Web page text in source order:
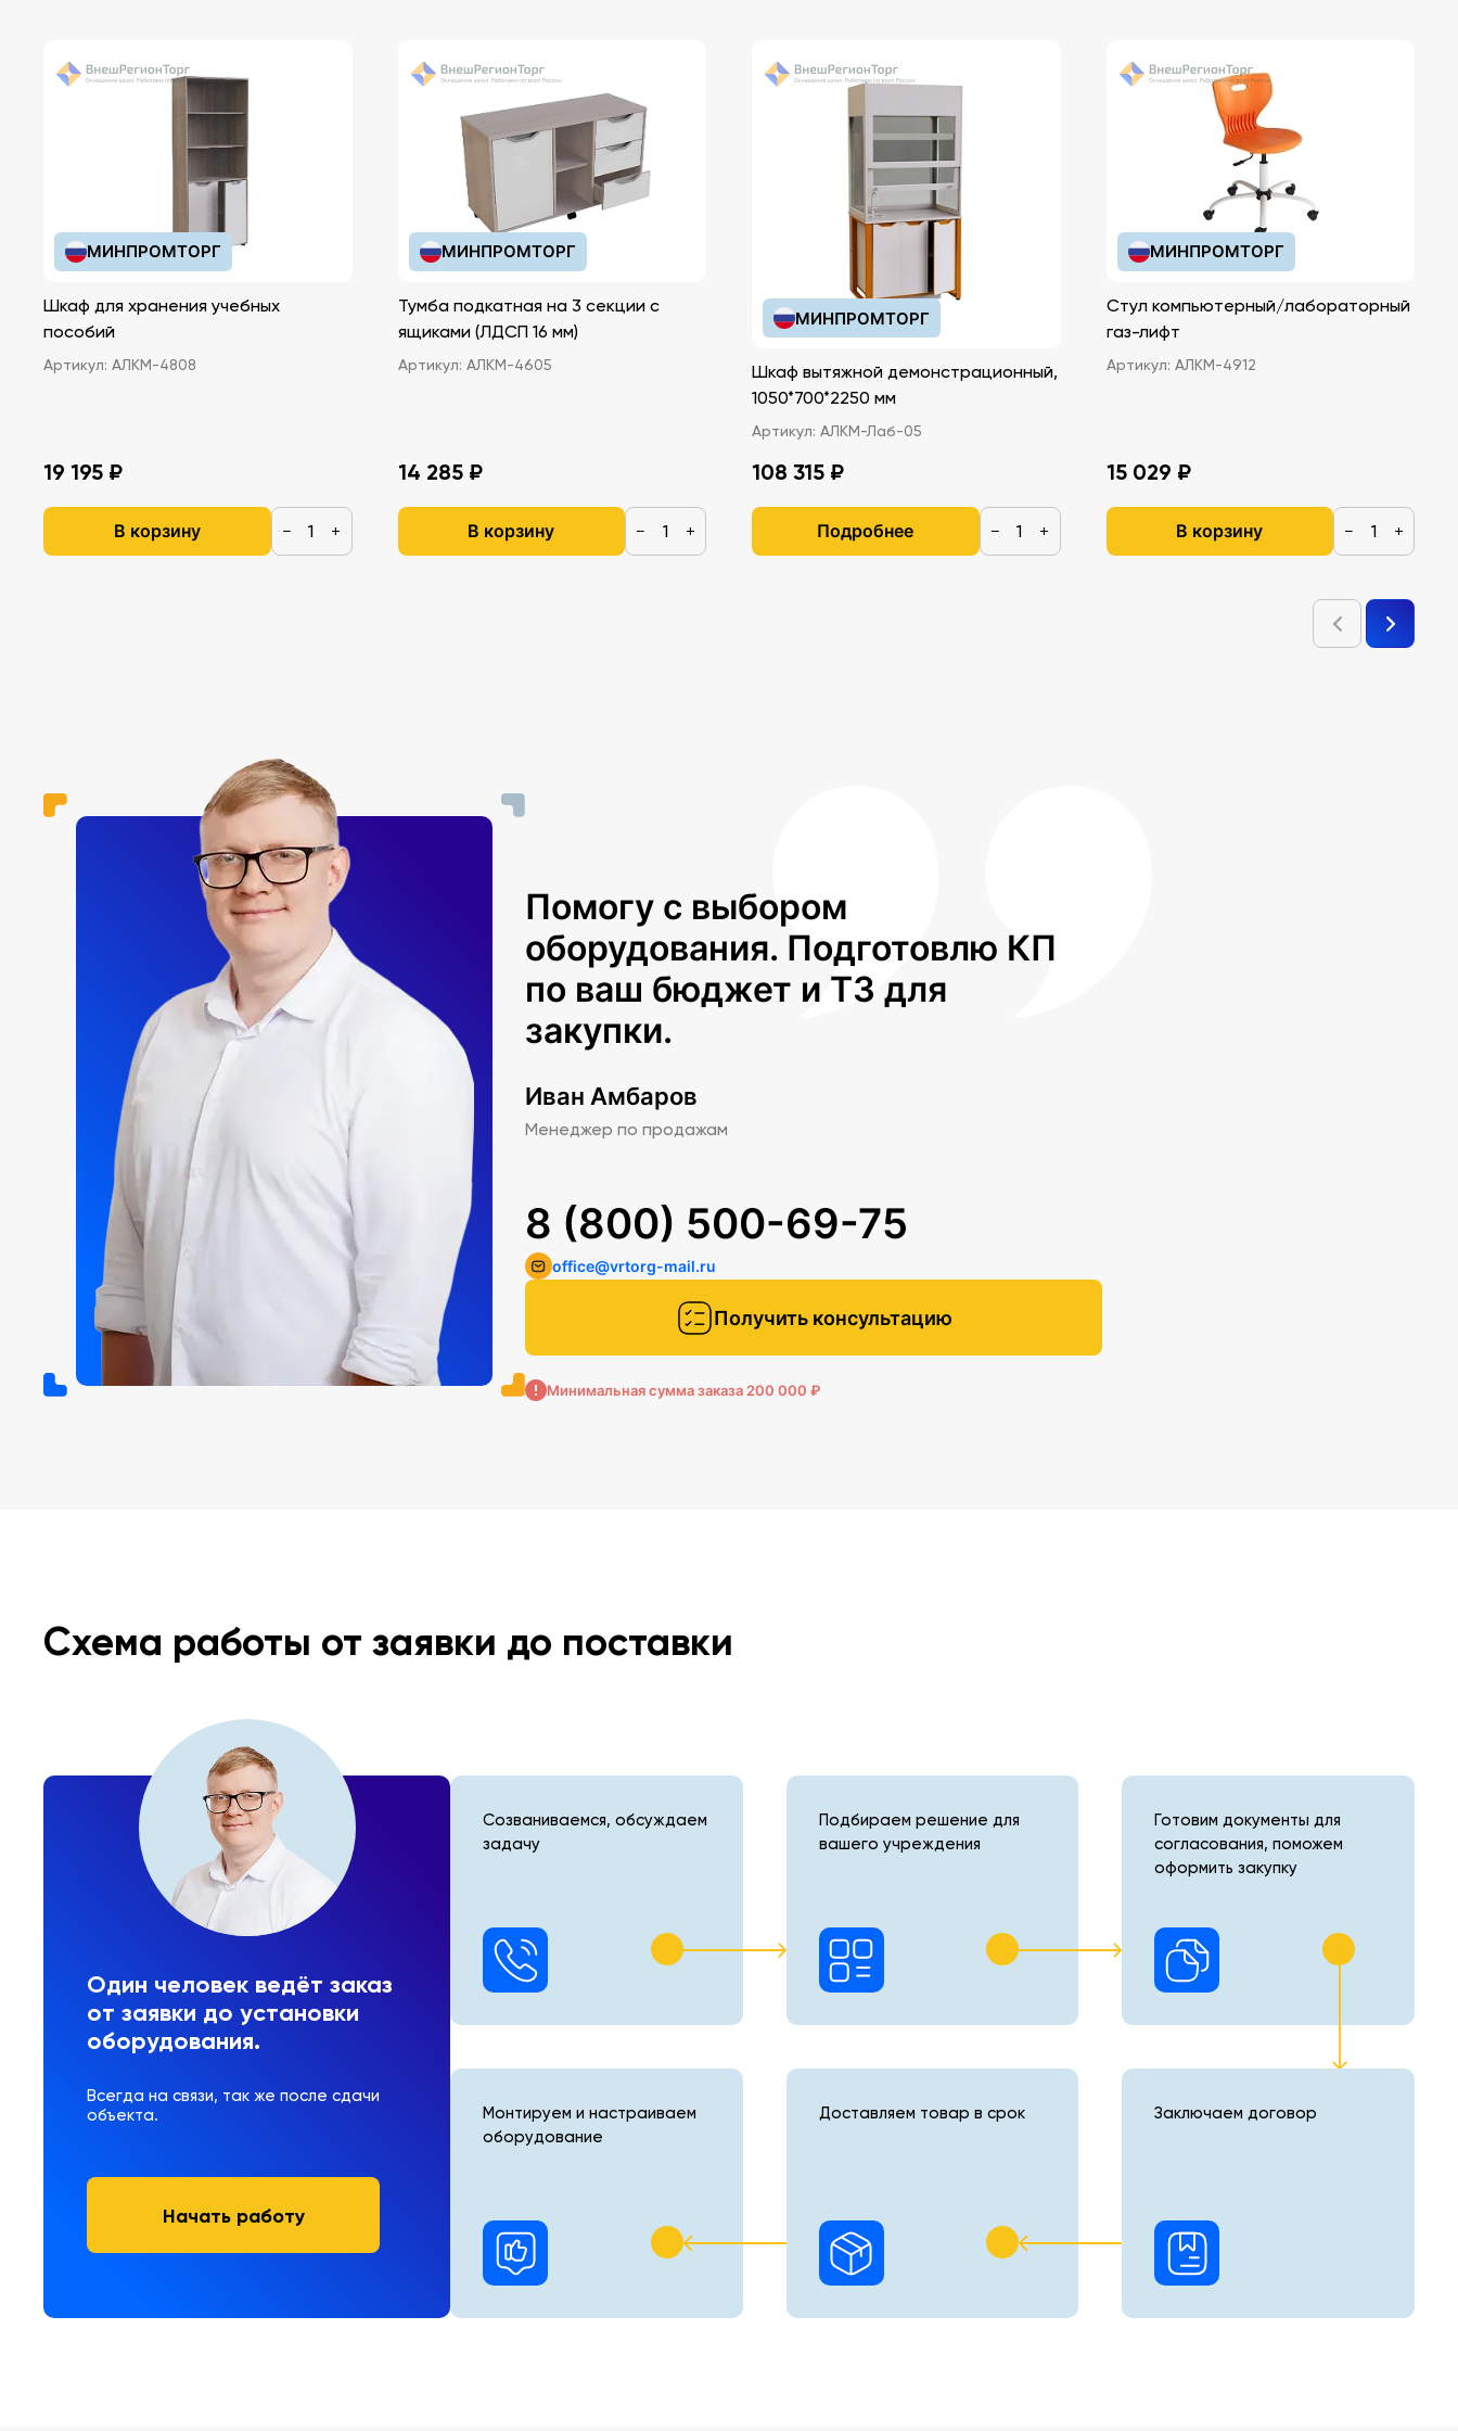
МИНПРОМТОРГ
Шкаф для хранения учебных
пособий
Артикул: АЛКМ-4808
19 195 ₽
В корзину − +
МИНПРОМТОРГ
Тумба подкатная на 3 секции с
ящиками (ЛДСП 16 мм)
Артикул: АЛКМ-4605
14 285 ₽
В корзину − +
МИНПРОМТОРГ
Шкаф вытяжной демонстрационный,
1050*700*2250 мм
Артикул: АЛКМ-Лаб-05
108 315 ₽
Подробнее − +
МИНПРОМТОРГ
Стул компьютерный/лабораторный
газ-лифт
Артикул: АЛКМ-4912
15 029 ₽
В корзину − +
Помогу с выбором
оборудования. Подготовлю КП
по ваш бюджет и ТЗ для
закупки.
Иван Амбаров
Менеджер по продажам
Получить консультацию
8 (800) 500-69-75
office@vrtorg-mail.ru
Минимальная сумма заказа 200 000 ₽
Схема работы от заявки до поставки
Один человек ведёт заказ
от заявки до установки
оборудования.
Всегда на связи, так же после сдачи
объекта.
Начать работу
Созваниваемся, обсуждаем
задачу
Подбираем решение для
вашего учреждения
Готовим документы для
согласования, поможем
оформить закупку
Монтируем и настраиваем
оборудование
Доставляем товар в срок Заключаем договор